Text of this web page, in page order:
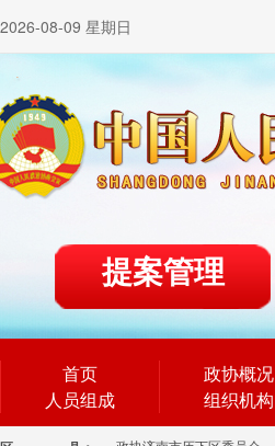
2026-08-09 星期日
提案管理
首页
人员组成
政协概况
组织机构